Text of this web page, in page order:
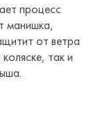
процесс
манишка,
от ветра
так и